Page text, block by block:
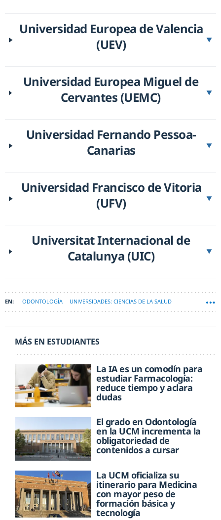
Universidad Europea de Valencia
(UEV)
▼
Universidad Europea Miguel de
Cervantes (UEMC)
▼
Universidad Fernando Pessoa-
Canarias
▼
Universidad Francisco de Vitoria
(UFV)
▼
Universitat Internacional de
Catalunya (UIC)
▼
ODONTOLOGÍA UNIVERSIDADES: CIENCIAS DE LA SALUD
MÁS EN ESTUDIANTES
La IA es un comodín para
estudiar Farmacología:
reduce tiempo y aclara
dudas
El grado en Odontología
en la UCM incrementa la
obligatoriedad de
contenidos a cursar
La UCM oficializa su
itinerario para Medicina
con mayor peso de
formación básica y
tecnología